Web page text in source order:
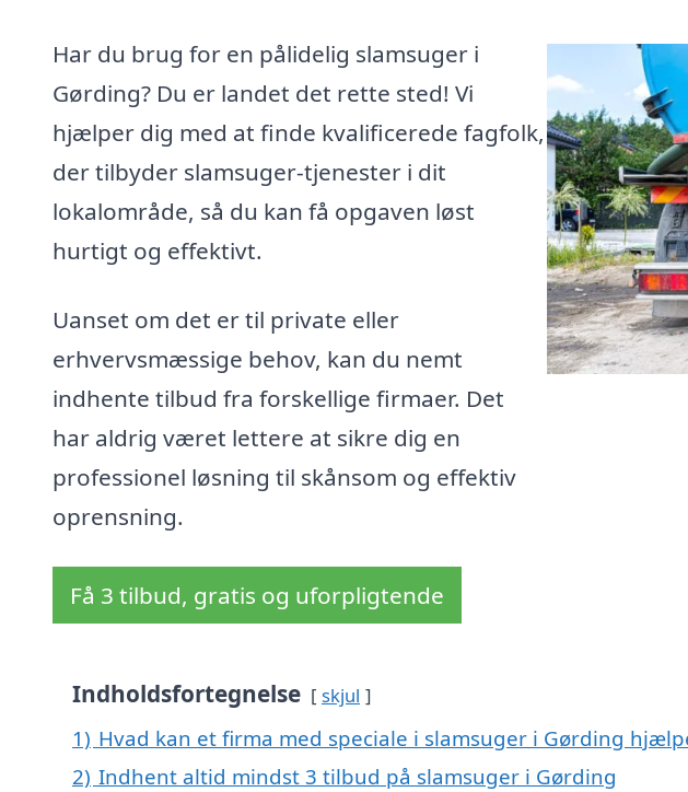
Har du brug for en pålidelig slamsuger i
Gørding? Du er landet det rette sted! Vi
hjælper dig med at finde kvalificerede fagfolk,
der tilbyder slamsuger-tjenester i dit
lokalområde, så du kan få opgaven løst
hurtigt og effektivt.
Uanset om det er til private eller
erhvervsmæssige behov, kan du nemt
indhente tilbud fra forskellige firmaer. Det
har aldrig været lettere at sikre dig en
professionel løsning til skånsom og effektiv
oprensning.
Få 3 tilbud, gratis og uforpligtende
Indholdsfortegnelse skjul
1) Hvad kan et firma med speciale i slamsuger i Gørding
2) Indhent altid mindst 3 tilbud på slamsuger i Gørding